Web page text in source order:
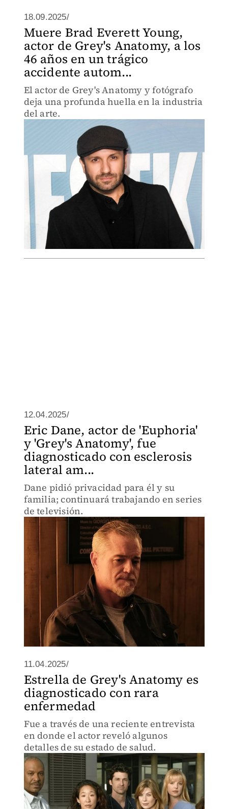
18.09.2025/
Muere Brad Everett Young,
actor de Grey's Anatomy, a los
46 años en un trágico
accidente autom...
El actor de Grey's Anatomy y fotógrafo
deja una profunda huella en la industria
del arte.
12.04.2025/
Eric Dane, actor de 'Euphoria'
y 'Grey's Anatomy', fue
diagnosticado con esclerosis
lateral am...
Dane pidió privacidad para él y su
familia; continuará trabajando en series
de televisión.
11.04.2025/
Estrella de Grey's Anatomy es
diagnosticado con rara
enfermedad
Fue a través de una reciente entrevista
en donde el actor reveló algunos
detalles de su estado de salud.